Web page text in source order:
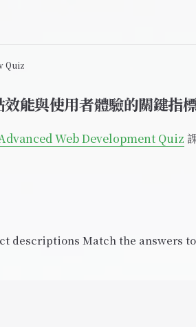
Quiz
能與使用者體驗的關鍵指
Web Development Quiz
descriptions Match the answers